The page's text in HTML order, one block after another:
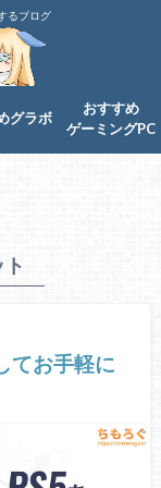
るブログ
グラボ
おすすめ
ゲーミングPC
てお手軽に